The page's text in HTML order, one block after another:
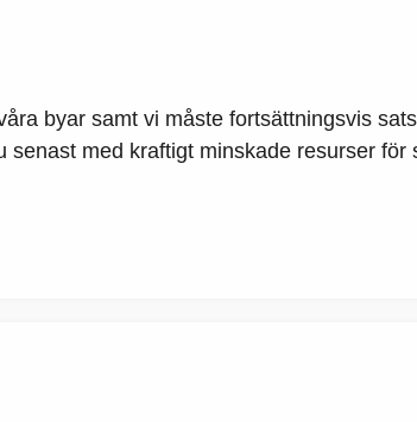
byar samt vi måste fortsättningsvis
med kraftigt minskade resurser